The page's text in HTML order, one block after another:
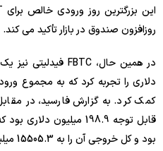
روزافزون صندوق در بازار تأکید می کند.
بود و کل خروجی آن را به 15505.3 میلیارد دلار رساند.